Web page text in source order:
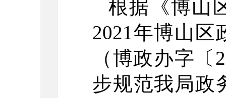
根据《博山
2021年博山区
（博政办字
步规范我局政